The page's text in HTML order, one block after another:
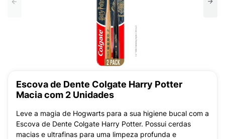
Escova de Dente Colgate Harry Potter
Macia com 2 Unidades
Leve a magia de Hogwarts para a sua higiene bucal com a
Escova de Dente Colgate Harry Potter. Possui cerdas
macias e ultrafinas para uma limpeza profunda e